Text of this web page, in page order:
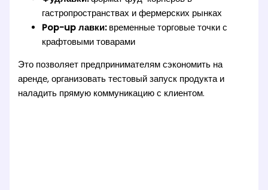
гастропространствах и фермерских рынках
Pop-up лавки:временные торговые точки с
крафтовыми товарами
Это позволяет предпринимателям сэкономить на
аренде, организовать тестовый запуск продукта и
наладить прямую коммуникацию с клиентом.